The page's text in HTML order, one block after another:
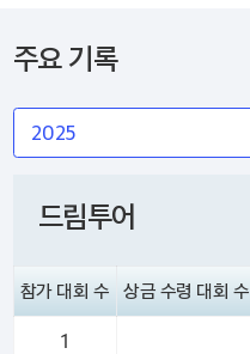
주요 기록
드림투어
참가 대회 수 상금 수령 대회 수
1